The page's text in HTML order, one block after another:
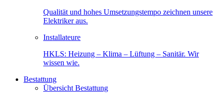
Qualität und hohes Umsetzungstempo zeichnen unsere
Elektriker aus.
Installateure
HKLS: Heizung – Klima – Lüftung – Sanitär. Wir
wissen wie.
Bestattung
Übersicht Bestattung